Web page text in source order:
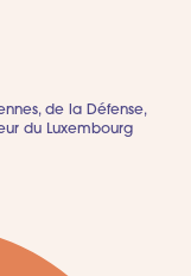
de la Défense,
du Luxembourg